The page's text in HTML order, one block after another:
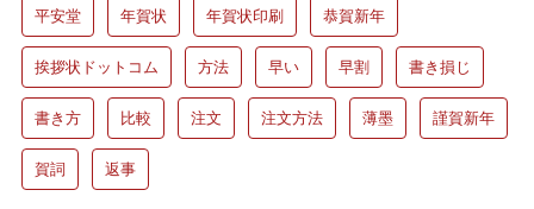
平安堂 年賀状 年賀状印刷 恭賀新年
挨拶状ドットコム 方法 早い 早割 書き損じ
書き方 比較 注文 注文方法 薄墨 謹賀新年
賀詞 返事